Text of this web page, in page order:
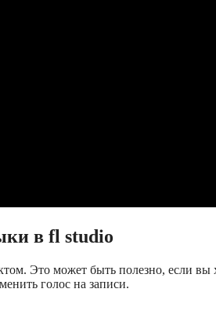
в fl studio
Это может быть полезно, если вы
голос на записи.